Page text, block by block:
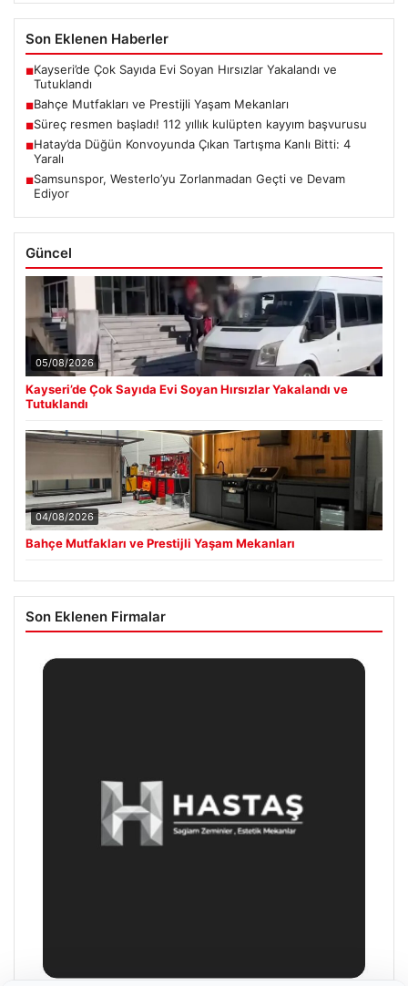
Son Eklenen Haberler
■Kayseri’de Çok Sayıda Evi Soyan Hırsızlar Yakalandı ve
Tutuklandı
■Bahçe Mutfakları ve Prestijli Yaşam Mekanları
■Süreç resmen başladı! 112 yıllık kulüpten kayyım başvurusu
■Hatay’da Düğün Konvoyunda Çıkan Tartışma Kanlı Bitti: 4
Yaralı
■Samsunspor, Westerlo’yu Zorlanmadan Geçti ve Devam
Ediyor
Güncel
05/08/2026
Kayseri’de Çok Sayıda Evi Soyan Hırsızlar Yakalandı ve
Tutuklandı
04/08/2026
Bahçe Mutfakları ve Prestijli Yaşam Mekanları
Son Eklenen Firmalar